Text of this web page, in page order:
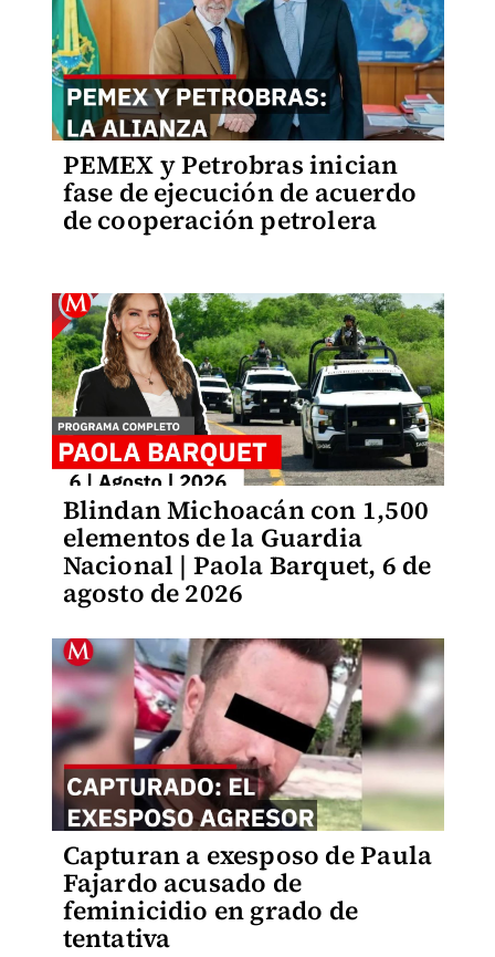
PEMEX y Petrobras inician
fase de ejecución de acuerdo
de cooperación petrolera
Blindan Michoacán con 1,500
elementos de la Guardia
Nacional | Paola Barquet, 6 de
agosto de 2026
Capturan a exesposo de Paula
Fajardo acusado de
feminicidio en grado de
tentativa